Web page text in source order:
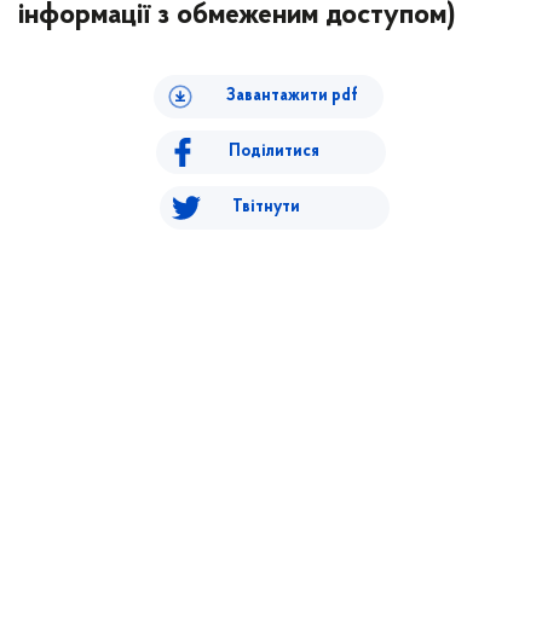
інформації з обмеженим доступом)
Завантажити pdf
Поділитися
Твітнути